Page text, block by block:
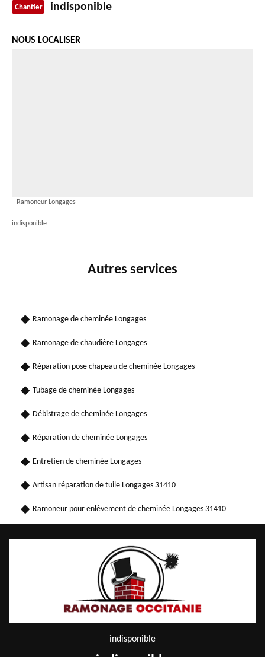
Chantier indisponible
NOUS LOCALISER
Ramoneur Longages
indisponible
Autres services
Ramonage de cheminée Longages
Ramonage de chaudière Longages
Réparation pose chapeau de cheminée Longages
Tubage de cheminée Longages
Débistrage de cheminée Longages
Réparation de cheminée Longages
Entretien de cheminée Longages
Artisan réparation de tuile Longages 31410
Ramoneur pour enlèvement de cheminée Longages 31410
indisponible